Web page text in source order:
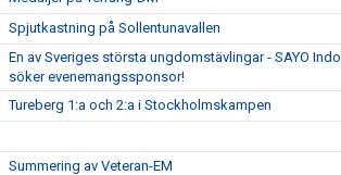
Spjutkastning på Sollentunavallen
En av Sveriges största ungdomstävlingar - SAYO
söker evenemangssponsor!
Tureberg 1:a och 2:a i Stockholmskampen
Summering av Veteran-EM